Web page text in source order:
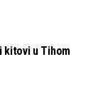
kitovi u Tihom